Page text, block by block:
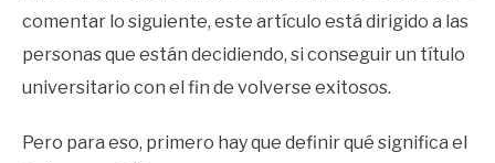
comentar lo siguiente, este artículo está dirigido a las
personas que están decidiendo, si conseguir un título
universitario con el fin de volverse exitosos.
Pero para eso, primero hay que definir qué significa el